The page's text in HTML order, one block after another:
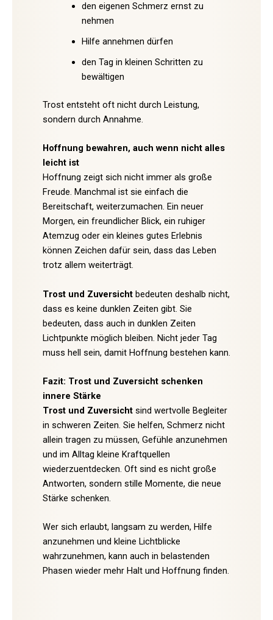
den eigenen Schmerz ernst zu
nehmen
Hilfe annehmen dürfen
den Tag in kleinen Schritten zu
bewältigen
Trost entsteht oft nicht durch Leistung,
sondern durch Annahme.
Hoffnung bewahren, auch wenn nicht alles
leicht ist
Hoffnung zeigt sich nicht immer als große
Freude. Manchmal ist sie einfach die
Bereitschaft, weiterzumachen. Ein neuer
Morgen, ein freundlicher Blick, ein ruhiger
Atemzug oder ein kleines gutes Erlebnis
können Zeichen dafür sein, dass das Leben
trotz allem weiterträgt.
Trost und Zuversicht bedeuten deshalb nicht,
dass es keine dunklen Zeiten gibt. Sie
bedeuten, dass auch in dunklen Zeiten
Lichtpunkte möglich bleiben. Nicht jeder Tag
muss hell sein, damit Hoffnung bestehen kann.
Fazit: Trost und Zuversicht schenken
innere Stärke
Trost und Zuversicht sind wertvolle Begleiter
in schweren Zeiten. Sie helfen, Schmerz nicht
allein tragen zu müssen, Gefühle anzunehmen
und im Alltag kleine Kraftquellen
wiederzuentdecken. Oft sind es nicht große
Antworten, sondern stille Momente, die neue
Stärke schenken.
Wer sich erlaubt, langsam zu werden, Hilfe
anzunehmen und kleine Lichtblicke
wahrzunehmen, kann auch in belastenden
Phasen wieder mehr Halt und Hoffnung finden.